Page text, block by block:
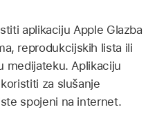
aplikaciju Apple Glazba
reprodukcijskih lista ili
medijateku. Aplikaciju
za slušanje
spojeni na internet.